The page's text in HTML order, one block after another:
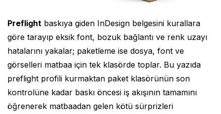
Preflight baskıya giden InDesign belgesini kurallara
göre tarayıp eksik font, bozuk bağlantı ve renk uzayı
hatalarını yakalar; paketleme ise dosya, font ve
görselleri matbaa için tek klasörde toplar. Bu yazıda
preflight profili kurmaktan paket klasörünün son
kontrolüne kadar baskı öncesi iş akışının tamamını
öğrenerek matbaadan gelen kötü sürprizleri